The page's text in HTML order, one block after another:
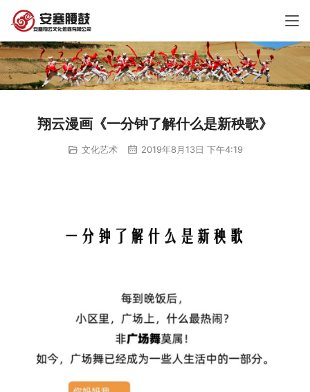
翔云漫画《一分钟了解什么是新秧歌》
文化艺术 2019年8月13日 下午4:19